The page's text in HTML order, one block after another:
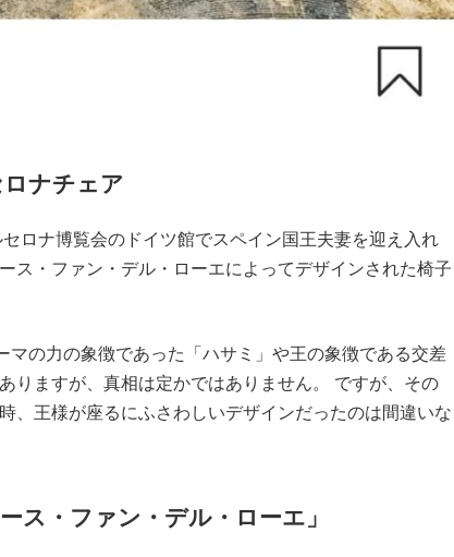
ナチェア
ロナ博覧会のドイツ館でスペイン国王夫妻を迎え入れ
ス・ファン・デル・ローエによってデザインされた椅子
の力の象徴であった「ハサミ」や王の象徴である交差
りますが、真相は定かではありません。 ですが、その
、王様が座るにふさわしいデザインだったのは間違いな
ス・ファン・デル・ローエ」